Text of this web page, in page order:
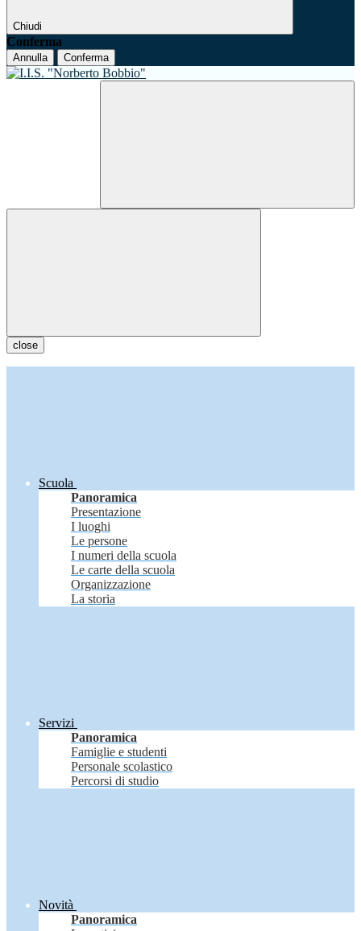
Chiudi
Conferma
Annulla Conferma
close
Scuola
Panoramica
Presentazione
I luoghi
Le persone
I numeri della scuola
Le carte della scuola
Organizzazione
La storia
Servizi
Panoramica
Famiglie e studenti
Personale scolastico
Percorsi di studio
Novità
Panoramica